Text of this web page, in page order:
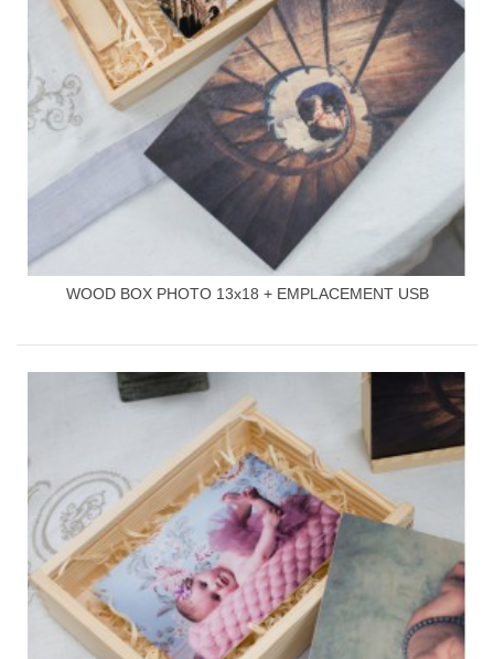
WOOD BOX PHOTO 13x18 + EMPLACEMENT USB